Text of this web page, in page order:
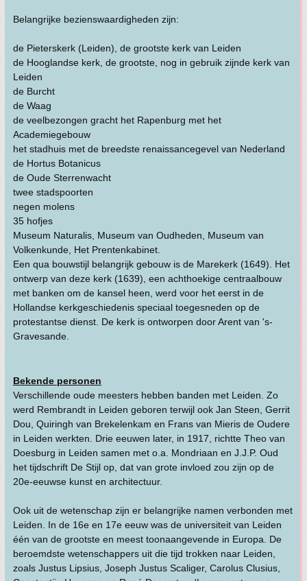
Belangrijke bezienswaardigheden zijn:
de Pieterskerk (Leiden), de grootste kerk van Leiden
de Hooglandse kerk, de grootste, nog in gebruik zijnde kerk van
Leiden
de Burcht
de Waag
de veelbezongen gracht het Rapenburg met het
Academiegebouw
het stadhuis met de breedste renaissancegevel van Nederland
de Hortus Botanicus
de Oude Sterrenwacht
twee stadspoorten
negen molens
35 hofjes
Museum Naturalis, Museum van Oudheden, Museum van
Volkenkunde, Het Prentenkabinet.
Een qua bouwstijl belangrijk gebouw is de Marekerk (1649). Het
ontwerp van deze kerk (1639), een achthoekige centraalbouw
met banken om de kansel heen, werd voor het eerst in de
Hollandse kerkgeschiedenis speciaal toegesneden op de
protestantse dienst. De kerk is ontworpen door Arent van 's-
Gravesande.
Bekende personen
Verschillende oude meesters hebben banden met Leiden. Zo
werd Rembrandt in Leiden geboren terwijl ook Jan Steen, Gerrit
Dou, Quiringh van Brekelenkam en Frans van Mieris de Oudere
in Leiden werkten. Drie eeuwen later, in 1917, richtte Theo van
Doesburg in Leiden samen met o.a. Mondriaan en J.J.P. Oud
het tijdschrift De Stijl op, dat van grote invloed zou zijn op de
20e-eeuwse kunst en architectuur.
Ook uit de wetenschap zijn er belangrijke namen verbonden met
Leiden. In de 16e en 17e eeuw was de universiteit van Leiden
één van de grootste en meest toonaangevende in Europa. De
beroemdste wetenschappers uit die tijd trokken naar Leiden,
zoals Justus Lipsius, Joseph Justus Scaliger, Carolus Clusius,